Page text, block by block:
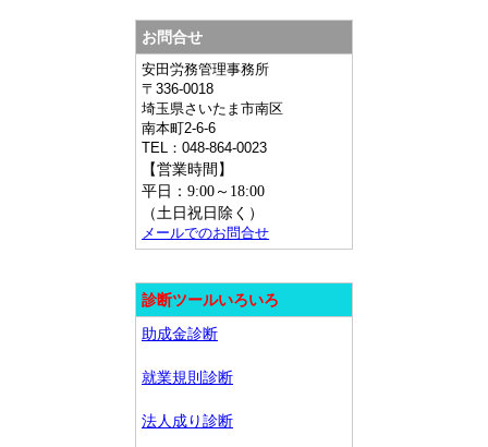
お問合せ
安田労務管理事務所
〒 336-0018
埼玉県さいたま市南区
南本町2-6-6
TEL： 048-864-0023
【営業時間】
平日：9:00～18:00
（土日祝日除く）
メールでのお問合せ
診断ツールいろいろ
助成金診断
就業規則診断
法人成り診断